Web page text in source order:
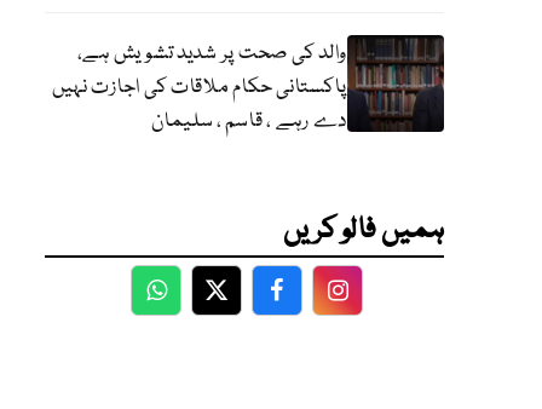
والد کی صحت پر شدید تشویش ہے،
پاکستانی حکام ملاقات کی اجازت نہیں
دے رہے ، قاسم ، سلیمان
ہمیں فالو کریں
WhatsApp
TwitterFacebookFacebook